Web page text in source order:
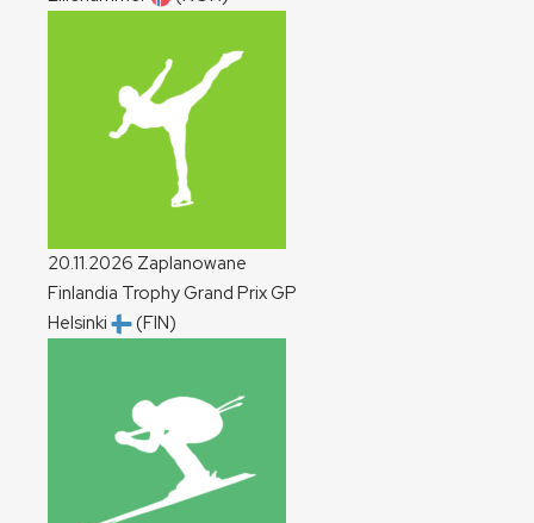
20.11.2026 Zaplanowane
Finlandia Trophy Grand PrixGP
Helsinki
(FIN)